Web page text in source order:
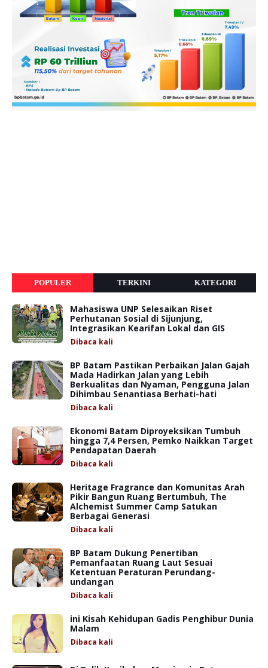
POPULER TERKINI KATEGORI
Mahasiswa UNP Selesaikan Riset
Perhutanan Sosial di Sijunjung,
Integrasikan Kearifan Lokal dan GIS
Dibaca kali
BP Batam Pastikan Perbaikan Jalan Gajah
Mada Hadirkan Jalan yang Lebih
Berkualitas dan Nyaman, Pengguna Jalan
Dihimbau Senantiasa Berhati-hati
Dibaca kali
Ekonomi Batam Diproyeksikan Tumbuh
hingga 7,4 Persen, Pemko Naikkan Target
Pendapatan Daerah
Dibaca kali
Heritage Fragrance dan Komunitas Arah
Pikir Bangun Ruang Bertumbuh, The
Alchemist Summer Camp Satukan
Berbagai Generasi
Dibaca kali
BP Batam Dukung Penertiban
Pemanfaatan Ruang Laut Sesuai
Ketentuan Peraturan Perundang-
undangan
Dibaca kali
ini Kisah Kehidupan Gadis Penghibur Dunia
Malam
Dibaca kali